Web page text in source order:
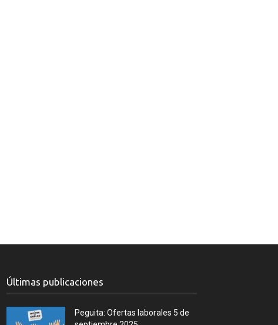
Últimas publicaciones
Peguita: Ofertas laborales 5 de